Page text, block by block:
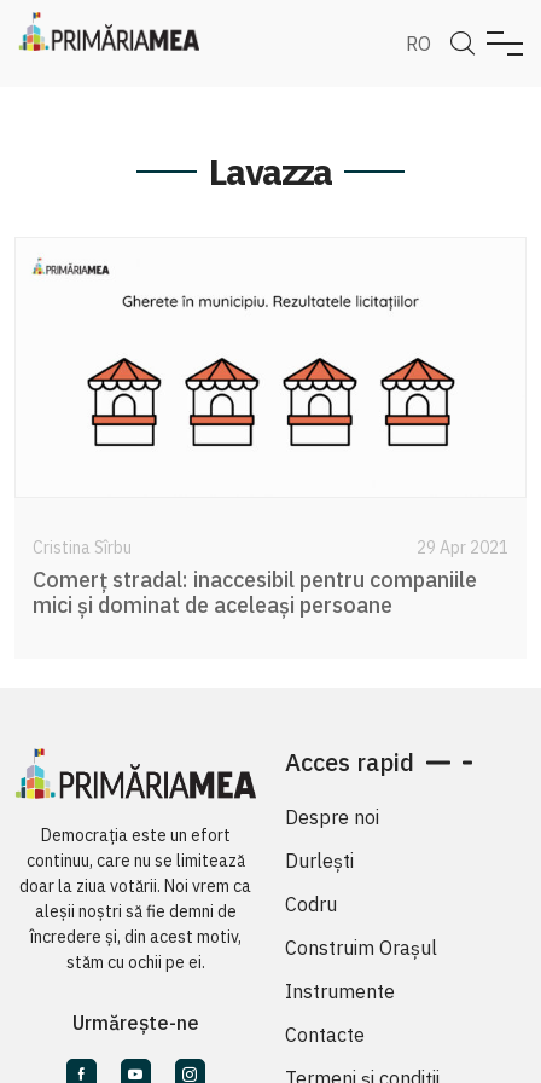
RO
Lavazza
Cristina Sîrbu 29 Apr 2021
Comerț stradal: inaccesibil pentru companiile
mici și dominat de aceleași persoane
Democrația este un efort
continuu, care nu se limitează
doar la ziua votării. Noi vrem ca
aleșii noștri să fie demni de
încredere și, din acest motiv,
stăm cu ochii pe ei.
Urmărește-ne
Acces rapid
Despre noi
Durlești
Codru
Construim Orașul
Instrumente
Contacte
Termeni și condiții